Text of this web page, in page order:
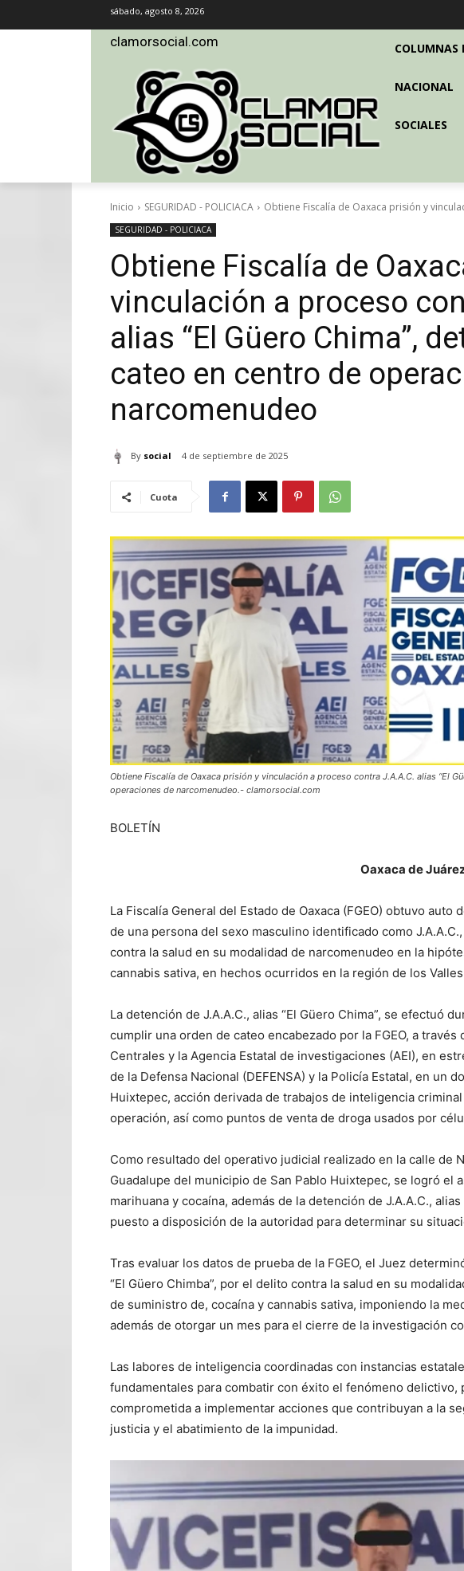
sábado, agosto 8, 2026
clamorsocial.com COLUMNAS
NACIONAL
SOCIALES
Inicio SEGURIDAD - POLICIACA Obtiene Fiscalía de Oaxaca prisión y
SEGURIDAD - POLICIACA
Obtiene Fiscalía de
vinculación a proceso
alias “El Güero Chima”,
cateo en centro de
narcomenudeo
By social 4 de septiembre de 2025
Cuota
Obtiene Fiscalía de Oaxaca prisión y vinculación a proceso contra J.A.A.C. alias “El
operaciones de narcomenudeo.- clamorsocial.com
BOLETÍN
Oaxaca de
La Fiscalía General del Estado de Oaxaca (FGEO) obtuvo
de una persona del sexo masculino identificado como
contra la salud en su modalidad de narcomenudeo en la
cannabis sativa, en hechos ocurridos en la región de los
La detención de J.A.A.C., alias “El Güero Chima”, se efectuó
cumplir una orden de cateo encabezado por la FGEO, a través
Centrales y la Agencia Estatal de investigaciones (AEI), en
de la Defensa Nacional (DEFENSA) y la Policía Estatal, en un
Huixtepec, acción derivada de trabajos de inteligencia
operación, así como puntos de venta de droga usados por
Como resultado del operativo judicial realizado en la calle de
Guadalupe del municipio de San Pablo Huixtepec, se logró el
marihuana y cocaína, además de la detención de J.A.A.C.,
puesto a disposición de la autoridad para determinar su
Tras evaluar los datos de prueba de la FGEO, el Juez
“El Güero Chimba”, por el delito contra la salud en su
de suministro de, cocaína y cannabis sativa, imponiendo la
además de otorgar un mes para el cierre de la investigación
Las labores de inteligencia coordinadas con instancias
fundamentales para combatir con éxito el fenómeno delictivo,
comprometida a implementar acciones que contribuyan a la
justicia y el abatimiento de la impunidad.